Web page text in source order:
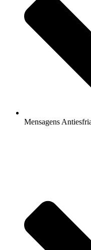
Mensagens